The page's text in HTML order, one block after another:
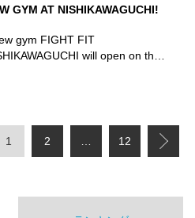
GYM AT NISHIKAWAGUCHI!
gym FIGHT FIT
will open on th…
1 2 … 12